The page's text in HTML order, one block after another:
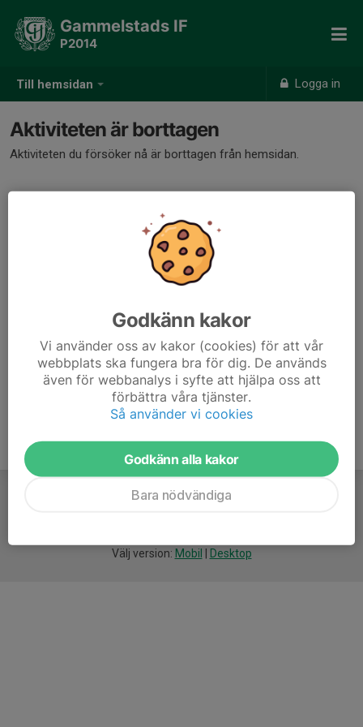
Till hemsidan Logga in
Gammelstads IF
P2014
Aktiviteten är borttagen
Aktiviteten du försöker nå är borttagen från hemsidan.
Välj version: Mobil Desktop
Godkänn kakor
Vi använder oss av kakor (cookies) för att vår
webbplats ska fungera bra för dig. De används
även för webbanalys i syfte att hjälpa oss att
förbättra våra tjänster.
Så använder vi cookies
Godkänn alla kakor
Bara nödvändiga